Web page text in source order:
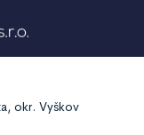
okr. Vyškov